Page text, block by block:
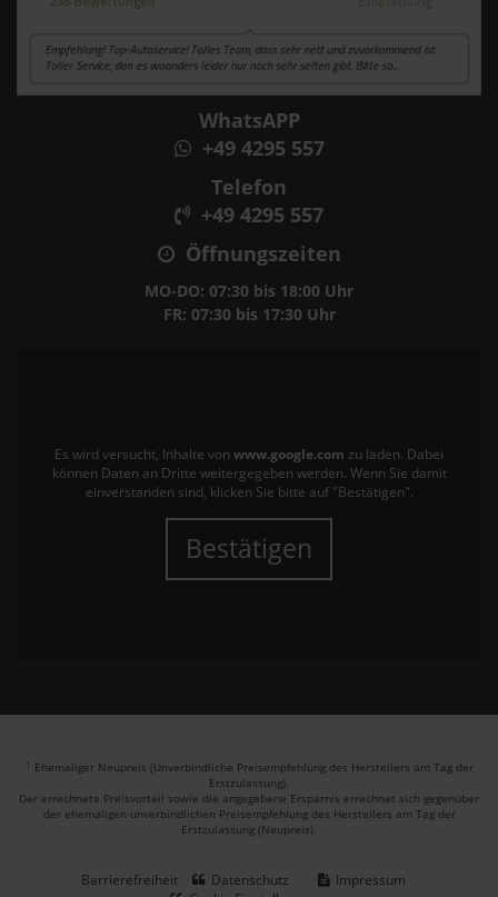
WhatsAPP
+49 4295 557
Telefon
+49 4295 557
Öffnungszeiten
MO-DO: 07:30 bis 18:00 Uhr
FR: 07:30 bis 17:30 Uhr
Es wird versucht, Inhalte von www.google.com zu laden. Dabei
können Daten an Dritte weitergegeben werden. Wenn Sie damit
einverstanden sind, klicken Sie bitte auf "Bestätigen".
Bestätigen
1 Ehemaliger Neupreis (Unverbindliche Preisempfehlung des Herstellers am Tag der
Erstzulassung).
Der errechnete Preisvorteil sowie die angegebene Ersparnis errechnet sich gegenüber
der ehemaligen unverbindlichen Preisempfehlung des Herstellers am Tag der
Erstzulassung (Neupreis).
Barrierefreiheit Datenschutz
Impressum